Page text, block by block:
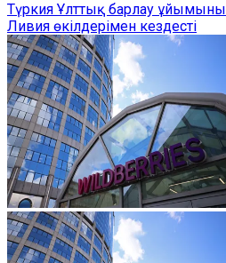
Түркия Ұлттық барлау
Ливия өкілдерімен кездесті